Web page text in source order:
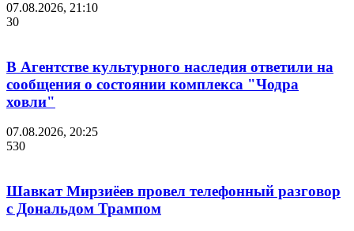
07.08.2026, 21:10
30
В Агентстве культурного наследия ответили на
сообщения о состоянии комплекса "Чодра
ховли"
07.08.2026, 20:25
530
Шавкат Мирзиёев провел телефонный разговор
с Дональдом Трампом